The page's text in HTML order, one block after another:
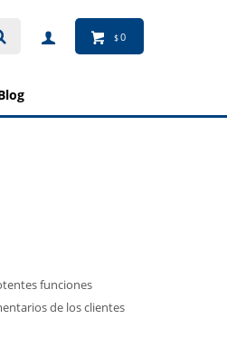
blog
$0
funciones
de los clientes